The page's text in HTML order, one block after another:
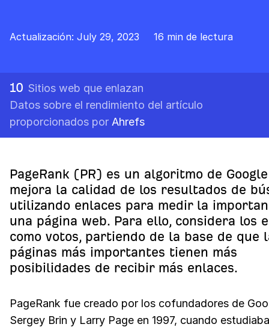
Actualización: July 29, 2023 16 min de lectura
10 Sitios web que enlazan
Datos sobre el rendimiento del artículo
proporcionados por Ahrefs
PageRank (PR) es un algoritmo de
mejora la calidad de los resultados de
utilizando enlaces para medir la
una página web. Para ello, considera los
como votos, partiendo de la base de que
páginas más importantes tienen más
posibilidades de recibir más enlaces.
PageRank fue creado por los cofundadores de
Sergey Brin y Larry Page en 1997, cuando